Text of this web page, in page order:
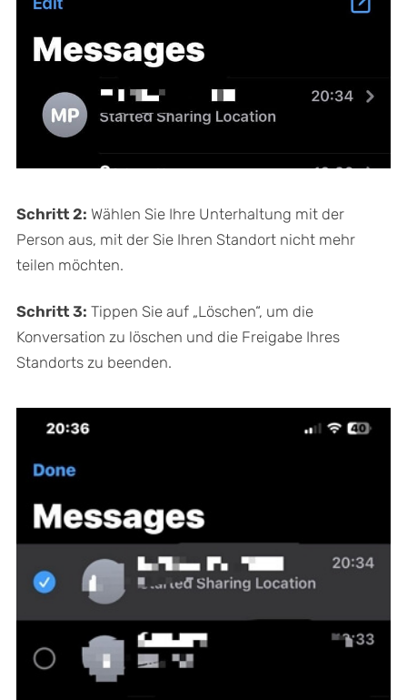
Schritt 2: Wählen Sie Ihre Unterhaltung mit der
Person aus, mit der Sie Ihren Standort nicht mehr
teilen möchten.
Schritt 3: Tippen Sie auf „Löschen“, um die
Konversation zu löschen und die Freigabe Ihres
Standorts zu beenden.